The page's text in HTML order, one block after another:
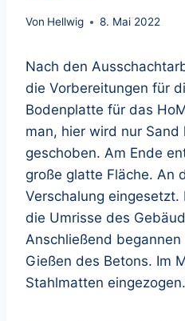
Von Hellwig 8. Mai 2022
Nach den
die Vorbereitungen für
Bodenplatte für das
man, hier wird nur Sand
geschoben. Am Ende
große glatte Fläche. An
Verschalung
die Umrisse des
Anschließend
Gießen des Betons. Im
Stahlmatten eingezogen.